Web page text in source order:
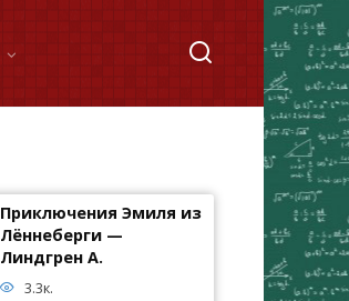
Приключения Эмиля из
Лённеберги —
Линдгрен А.
3.3к.